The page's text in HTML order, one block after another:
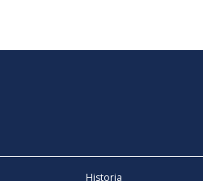
Historia